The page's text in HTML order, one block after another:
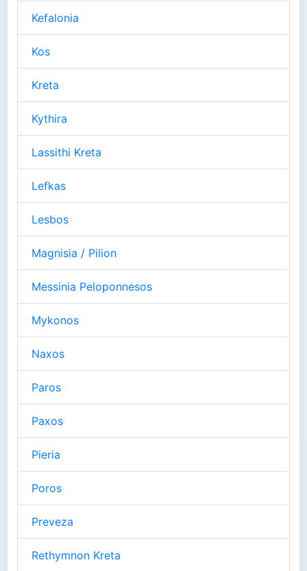
Kefalonia
Kos
Kreta
Kythira
Lassithi Kreta
Lefkas
Lesbos
Magnisia / Pilion
Messinia Peloponnesos
Mykonos
Naxos
Paros
Paxos
Pieria
Poros
Preveza
Rethymnon Kreta